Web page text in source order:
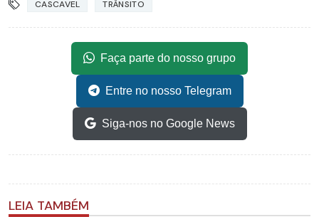
CASCAVEL TRÂNSITO
Faça parte do nosso grupo
Entre no nosso Telegram
Siga-nos no Google News
LEIA TAMBÉM